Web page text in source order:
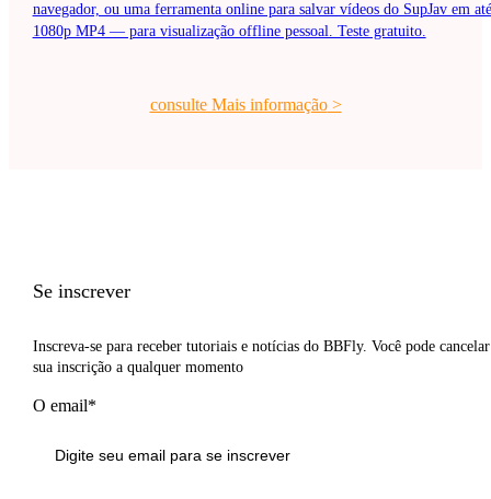
navegador, ou uma ferramenta online para salvar vídeos do SupJav em até
1080p MP4 — para visualização offline pessoal. Teste gratuito.
consulte Mais informação>
Se inscrever
Inscreva-se para receber tutoriais e notícias do BBFly. Você pode cancelar
sua inscrição a qualquer momento
O email*